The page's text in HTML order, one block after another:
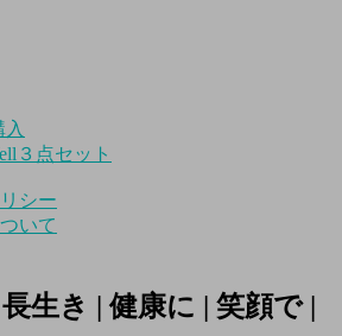
入
３点セット
シー
いて
長生き | 健康に | 笑顔で |